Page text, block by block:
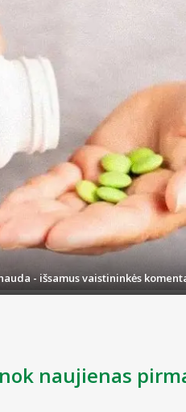
- išsamus vaistininkės
naujienas